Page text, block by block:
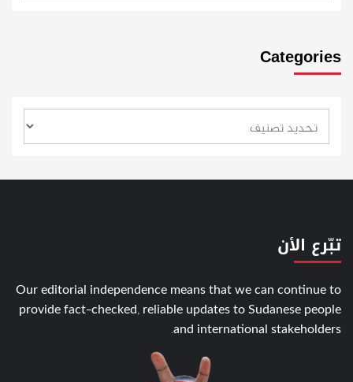
Categories
تبّرع الأن
Our editorial independence means that we can continue to
provide fact-checked, reliable updates to Sudanese people
and international stakeholders.